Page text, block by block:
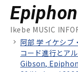
Ikebe MUSIC
阿部 学 イケシブ
コード進行とア
Gibson,